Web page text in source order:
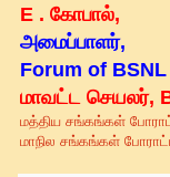
E . கோபால்,
அமைப்பாளர்,
Forum of
மாவட்ட செயலர்,
மத்திய சங்கங்கள்
மாநில சங்கங்கள்